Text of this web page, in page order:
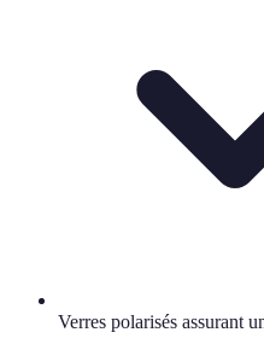
Verres polarisés assurant